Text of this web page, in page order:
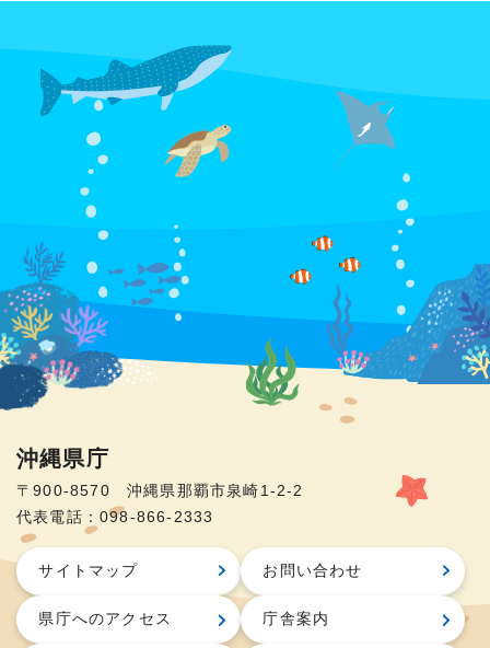
沖縄県庁
〒900-8570 沖縄県那覇市泉崎1-2-2
代表電話：098-866-2333
サイトマップ お問い合わせ
県庁へのアクセス 庁舎案内